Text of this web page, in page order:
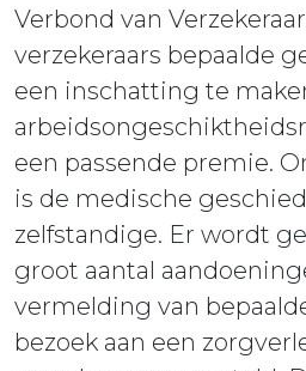
Verbond van
verzekeraars bepaalde
een inschatting te
een passende premie.
is de medische
zelfstandige. Er wordt
groot aantal
vermelding van
bezoek aan een